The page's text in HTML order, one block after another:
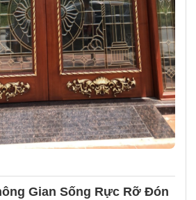
Gian Sống Rực Rỡ Đón